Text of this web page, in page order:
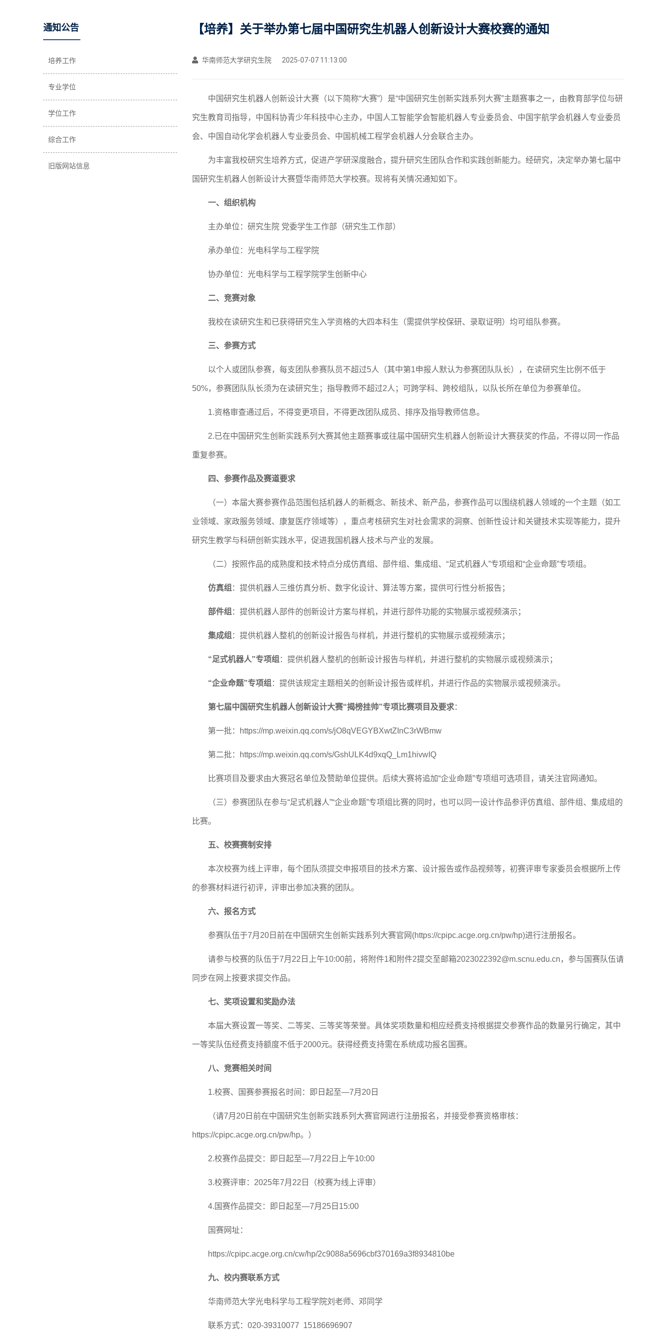
通知公告
培养工作
专业学位
学位工作
综合工作
旧版网站信息
【培养】关于举办第七届中国研究生机器人创新设计大赛校赛的通知
华南师范大学研究生院 2025-07-07 11:13:00
中国研究生机器人创新设计大赛（以下简称“大赛”）是“中国研究生创新实践系列大赛”主题赛事之一，由教育部学位与研
究生教育司指导，中国科协青少年科技中心主办，中国人工智能学会智能机器人专业委员会、中国宇航学会机器人专业委员
会、中国自动化学会机器人专业委员会、中国机械工程学会机器人分会联合主办。
为丰富我校研究生培养方式，促进产学研深度融合，提升研究生团队合作和实践创新能力。经研究，决定举办第七届中
国研究生机器人创新设计大赛暨华南师范大学校赛。现将有关情况通知如下。
一、组织机构
主办单位：研究生院 党委学生工作部（研究生工作部）
承办单位：光电科学与工程学院
协办单位：光电科学与工程学院学生创新中心
二、竞赛对象
我校在读研究生和已获得研究生入学资格的大四本科生（需提供学校保研、录取证明）均可组队参赛。
三、 参赛方式
以个人或团队参赛，每支团队参赛队员不超过5人（其中第1申报人默认为参赛团队队长），在读研究生比例不低于
50%，参赛团队队长须为在读研究生；指导教师不超过2人；可跨学科、跨校组队，以队长所在单位为参赛单位。
1.资格审查通过后，不得变更项目，不得更改团队成员、排序及指导教师信息。
2.已在中国研究生创新实践系列大赛其他主题赛事或往届中国研究生机器人创新设计大赛获奖的作品，不得以同一作品
重复参赛。
四、参赛作品及赛道要求
（一）本届大赛参赛作品范围包括机器人的新概念、新技术、新产品，参赛作品可以围绕机器人领域的一个主题（如工
业领域、家政服务领域、康复医疗领域等），重点考核研究生对社会需求的洞察、创新性设计和关键技术实现等能力，提升
研究生教学与科研创新实践水平，促进我国机器人技术与产业的发展。
（二）按照作品的成熟度和技术特点分成仿真组、部件组、集成组、 “足式机器人”专项组和“企业命题”专项组。
仿真组 ：提供机器人三维仿真分析、数字化设计、算法等方案，提供可行性分析报告；
部件组 ：提供机器人部件的创新设计方案与样机，并进行部件功能的实物展示或视频演示；
集成组 ：提供机器人整机的创新设计报告与样机，并进行整机的实物展示或视频演示；
“足式机器人”专项组 ：提供机器人整机的创新设计报告与样机，并进行整机的实物展示或视频演示；
“企业命题”专项组 ：提供该规定主题相关的创新设计报告或样机，并进行作品的实物展示或视频演示。
第七届中国研究生机器人创新设计大赛“揭榜挂帅”专项比赛项目及要求：
第一批： https://mp.weixin.qq.com/s/jO8qVEGYBXwtZInC3rWBmw
第二批： https://mp.weixin.qq.com/s/GshULK4d9xqQ_Lm1hivwIQ
比赛项目及要求由大赛冠名单位及赞助单位提供。后续大赛将追加“企业命题”专项组可选项目，请关注官网通知。
（三）参赛团队在参与“足式机器人”“企业命题”专项组比赛的同时，也可以同一设计作品参评仿真组、部件组、集成组的
比赛。
五、 校赛赛制安排
本次校赛为线上评审，每个团队须提交申报项目的技术方案、设计报告或作品视频等，初赛评审专家委员会根据所上传
的参赛材料进行初评，评审出参加决赛的团队。
六、报名方式
参赛队伍于7月 20 日前在中国研究生创新实践系列大赛官网 (https://cpipc.acge.org.cn/pw/hp)进行注册报名。
请参与校赛的队伍于7月 22 日 上午10:00前，将附件1和附件2提交至邮箱2023022392@m.scnu.edu.cn ， 参与国赛队伍请
同步在网上按要求提交作品。
七、奖项设置和奖励办法
本届大赛设置一等奖、二等奖、三等奖等荣誉。具体奖项数量和相应经费支持根据提交参赛作品的数量另行确定 ， 其中
一等奖队伍经费支持额度不低于2000元。获得经费支持需在系统成功报名国赛。
八、竞赛相关时间
1.校赛、国赛参赛报名时间： 即日起至—7月 20 日
（请7月 20 日前在中国研究生创新实践系列大赛官网进行注册报名，并接受参赛资格审核：
https://cpipc.acge.org.cn/pw/hp。）
2.校赛作品提交： 即日起至—7月 22 日 上午10:00
3.校赛评审： 2025年7月 22 日（校赛为线上评审）
4. 国赛作品提交：即日起至—7月 25 日 15:00
国赛网址：
https://cpipc.acge.org.cn/cw/hp/2c9088a5696cbf370169a3f8934810be
九、 校内赛联系方式
华南师范大学光电科学与工程学院刘 老师、邓同学
联系方式： 020-39310077 15186696907